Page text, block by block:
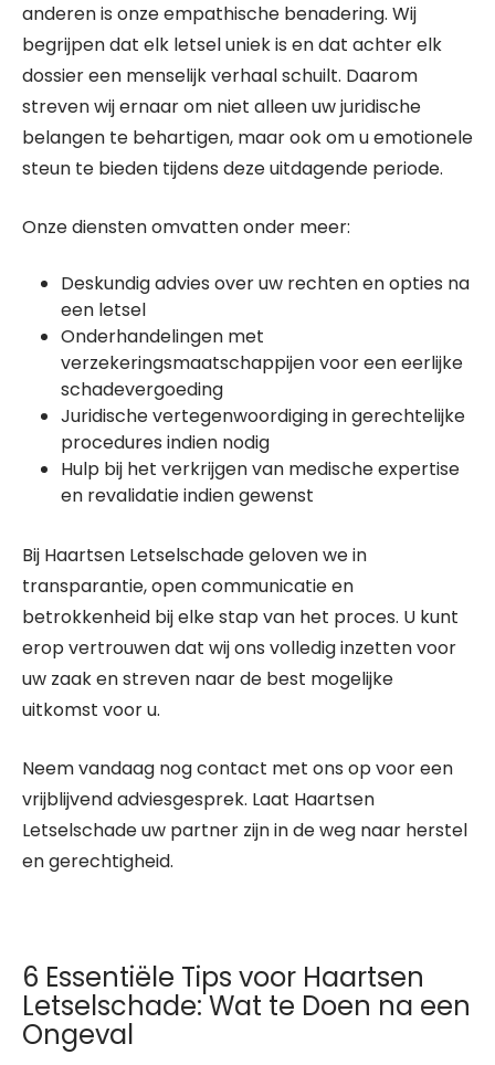
anderen is onze empathische benadering. Wij
begrijpen dat elk letsel uniek is en dat achter elk
dossier een menselijk verhaal schuilt. Daarom
streven wij ernaar om niet alleen uw juridische
belangen te behartigen, maar ook om u emotionele
steun te bieden tijdens deze uitdagende periode.
Onze diensten omvatten onder meer:
Deskundig advies over uw rechten en opties na
een letsel
Onderhandelingen met
verzekeringsmaatschappijen voor een eerlijke
schadevergoeding
Juridische vertegenwoordiging in gerechtelijke
procedures indien nodig
Hulp bij het verkrijgen van medische expertise
en revalidatie indien gewenst
Bij Haartsen Letselschade geloven we in
transparantie, open communicatie en
betrokkenheid bij elke stap van het proces. U kunt
erop vertrouwen dat wij ons volledig inzetten voor
uw zaak en streven naar de best mogelijke
uitkomst voor u.
Neem vandaag nog contact met ons op voor een
vrijblijvend adviesgesprek. Laat Haartsen
Letselschade uw partner zijn in de weg naar herstel
en gerechtigheid.
6 Essentiële Tips voor Haartsen
Letselschade: Wat te Doen na een
Ongeval